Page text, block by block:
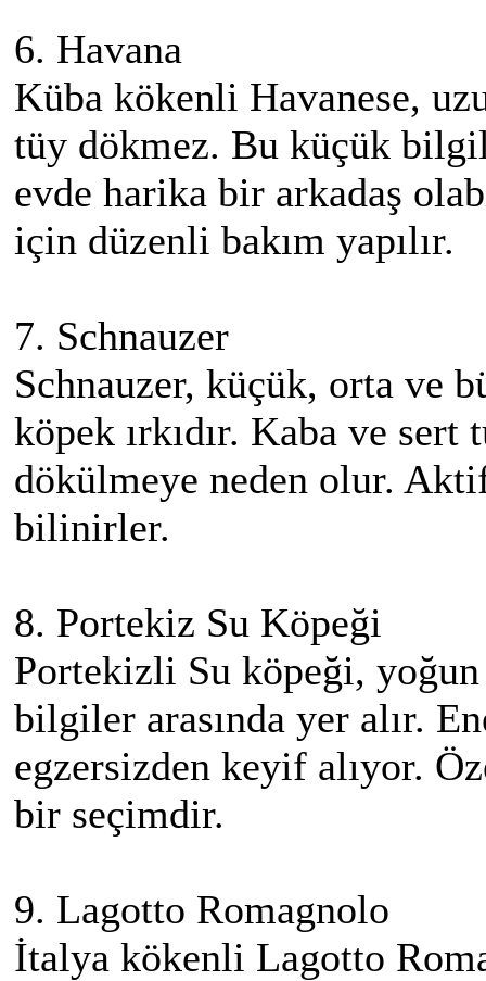
6. Havana
Küba kökenli Havanese,
tüy dökmez. Bu küçük
evde harika bir arkadaş
için düzenli bakım yapılır.
7. Schnauzer
Schnauzer, küçük, orta ve
köpek ırkıdır. Kaba ve
dökülmeye neden olur.
bilinirler.
8. Portekiz Su Köpeği
Portekizli Su köpeği,
bilgiler arasında yer alır.
egzersizden keyif alıyor.
bir seçimdir.
9. Lagotto Romagnolo
İtalya kökenli Lagotto